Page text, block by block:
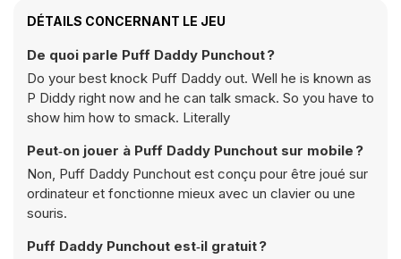
DÉTAILS CONCERNANT LE JEU
De quoi parle Puff Daddy Punchout ?
Do your best knock Puff Daddy out. Well he is known as
P Diddy right now and he can talk smack. So you have to
show him how to smack. Literally
Peut‑on jouer à Puff Daddy Punchout sur mobile ?
Non, Puff Daddy Punchout est conçu pour être joué sur
ordinateur et fonctionne mieux avec un clavier ou une
souris.
Puff Daddy Punchout est‑il gratuit ?